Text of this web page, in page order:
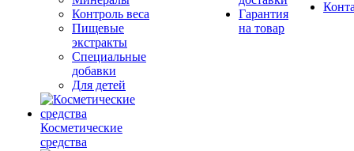
Контроль веса
Пищевые
экстракты
Специальные
добавки
Для детей
Косметические
средства
Гарантия
на товар